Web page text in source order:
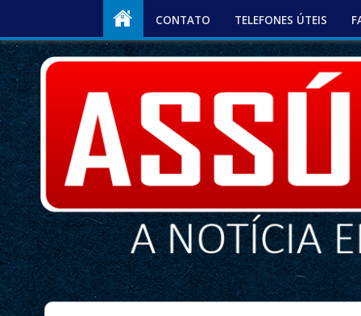
CONTATO TELEFONES ÚTEIS